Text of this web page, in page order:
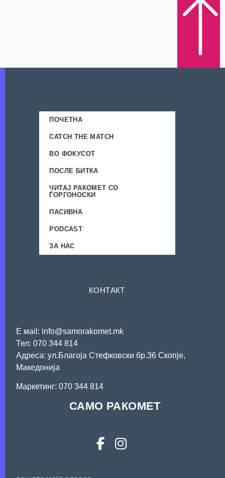
ПОЧЕТНА
CATCH THE MATCH
ВО ФОКУСОТ
ПОСЛЕ БИТКА
ЧИТАЈ РАКОМЕТ СО
ЃОРГОНОСКИ
ПАСИВНА
PODCAST
ЗА НАС
КОНТАКТ
Е мail: info@samorakomet.mk
Тел: 070 344 814
Адреса: ул.Благоја Стефковски бр.36 Скопје,
Македонија
Mаркетинг: 070 344 814
САМО РАКОМЕТ